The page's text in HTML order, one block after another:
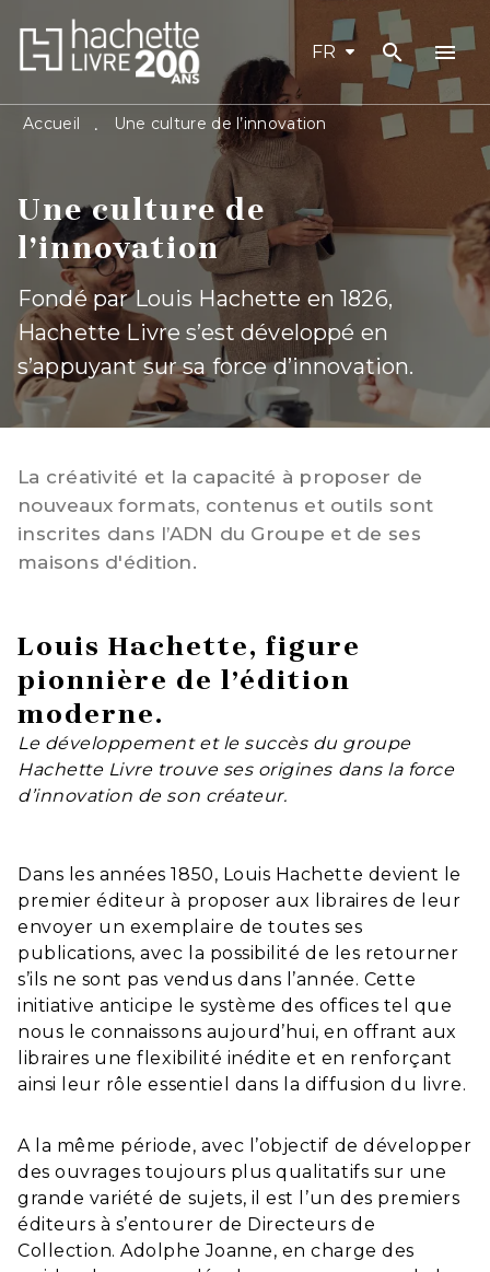
MENU RECHERCHE CONTENU
PIED DE PAGE
FR search menu
Accueil • Une culture de l’innovation
Une culture de
l’innovation
Fondé par Louis Hachette en 1826,
Hachette Livre s’est développé en
s’appuyant sur sa force d’innovation.
La créativité et la capacité à proposer de
nouveaux formats, contenus et outils sont
inscrites dans l’ADN du Groupe et de ses
maisons d'édition.
Louis Hachette, figure
pionnière de l’édition
moderne.
Le développement et le succès du groupe
Hachette Livre trouve ses origines dans la force
d’innovation de son créateur.
Dans les années 1850, Louis Hachette devient le
premier éditeur à proposer aux libraires de leur
envoyer un exemplaire de toutes ses
publications, avec la possibilité de les retourner
s’ils ne sont pas vendus dans l’année. Cette
initiative anticipe le système des offices tel que
nous le connaissons aujourd’hui, en offrant aux
libraires une flexibilité inédite et en renforçant
ainsi leur rôle essentiel dans la diffusion du livre.
A la même période, avec l’objectif de développer
des ouvrages toujours plus qualitatifs sur une
grande variété de sujets, il est l’un des premiers
éditeurs à s’entourer de Directeurs de
Collection. Adolphe Joanne, en charge des